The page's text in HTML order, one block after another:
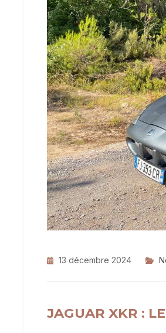
13 décembre 2024
JAGUAR XKR :